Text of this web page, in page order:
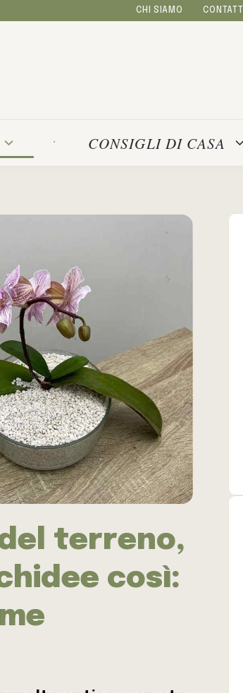
CHI SIAMO CONTATTI
CONSIGLI DI CASA
terreno,
così: